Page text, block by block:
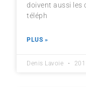
doivent aussi les
téléph
PLUS »
Denis Lavoie